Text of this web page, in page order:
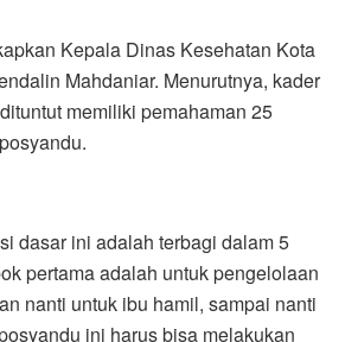
Kepala Dinas Kesehatan Kota
Mahdaniar. Menurutnya, kader
memiliki pemahaman 25
dasar ini adalah terbagi dalam 5
pertama adalah untuk pengelolaan
nanti untuk ibu hamil, sampai nanti
ini harus bisa melakukan